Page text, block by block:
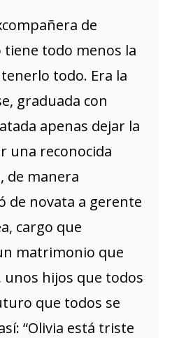
de
tiene todo menos la
todo. Era la
graduada con
apenas dejar la
una reconocida
de manera
de novata a gerente
cargo que
matrimonio que
unos hijos que todos
que todos se
“Olivia está triste